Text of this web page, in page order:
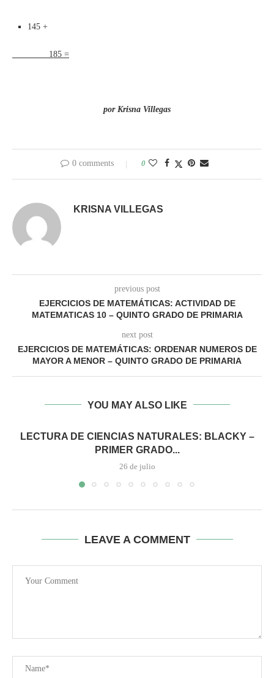
145 +
185 =
por Krisna Villegas
0 comments 0
KRISNA VILLEGAS
previous post
EJERCICIOS DE MATEMÁTICAS: ACTIVIDAD DE
MATEMATICAS 10 – QUINTO GRADO DE PRIMARIA
next post
EJERCICIOS DE MATEMÁTICAS: ORDENAR NUMEROS DE
MAYOR A MENOR – QUINTO GRADO DE PRIMARIA
YOU MAY ALSO LIKE
LECTURA DE CIENCIAS NATURALES: BLACKY –
PRIMER GRADO...
26 de julio
LEAVE A COMMENT